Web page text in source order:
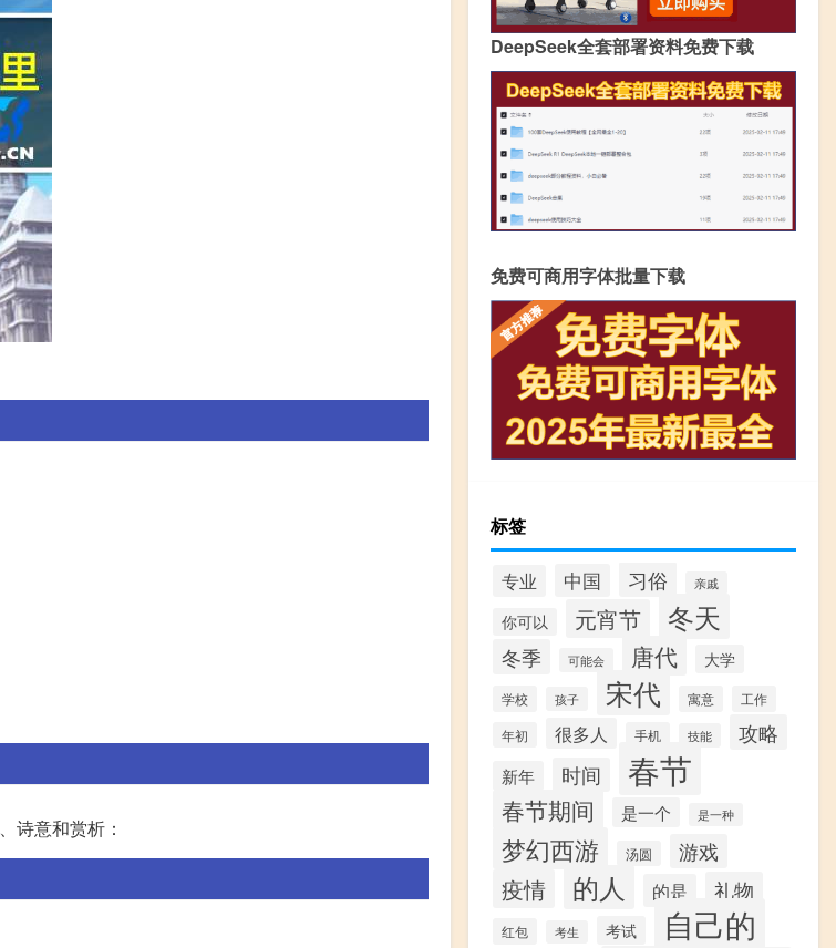
诗意和赏析：
DeepSeek全套部署资料免费下载
免费可商用字体批量下载
标签
专业 中国 习俗 亲戚
你可以 元宵节 冬天
冬季 可能会 唐代 大学
学校 孩子 宋代 寓意 工作
年初 很多人 手机 技能 攻略
新年 时间 春节
春节期间 是一个 是一种
梦幻西游 汤圆 游戏
疫情 的人 的是 礼物
红包 考生 考试 自己的